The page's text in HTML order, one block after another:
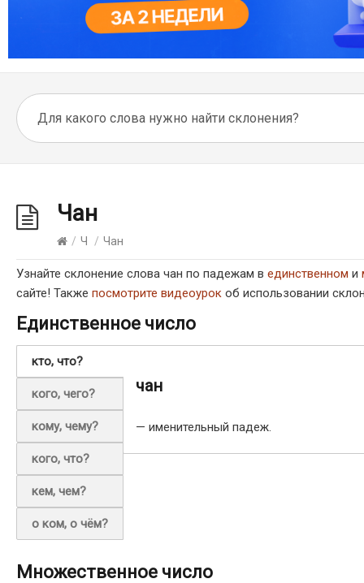
Чан
/ Ч / Чан
Узнайте склонение слова чан по падежам в единственном и
сайте! Также посмотрите видеоурок об использовании
Единственное число
кто, что?
кого, чего?
кому, чему?
кого, что?
кем, чем?
о ком, о чём?
чан
— именительный падеж.
Множественное число